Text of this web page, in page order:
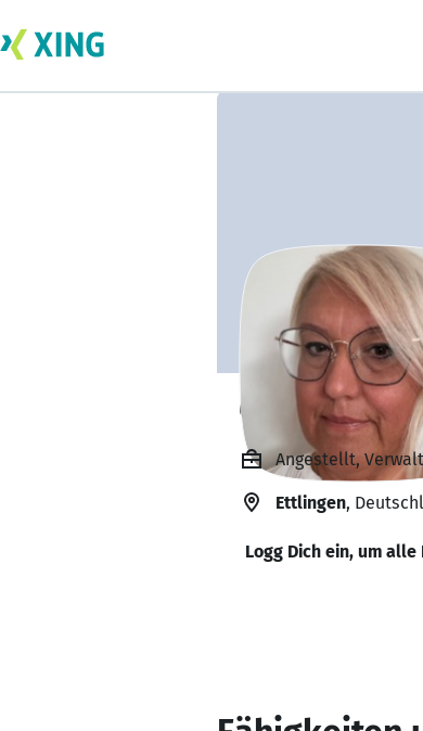
Claudia
Angestellt,
Ettlingen,
Logg Dich ein, um alle